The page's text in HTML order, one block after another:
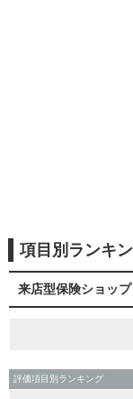
項目別ランキ
来店型保険ショップ
評価項目別ランキング